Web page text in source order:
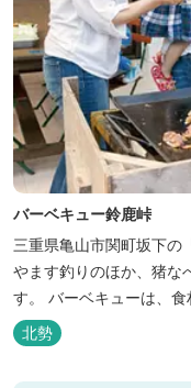
バーベキュー鈴鹿峠
三重県亀山市関町坂下の
やます釣りのほか、猪な
す。 バーベキューは、食材から付属品まで全て揃っていますので手
ぶらで楽しむ事ができま
場で味わえる「マス釣り」も人気です。
す！ご家族で、友人で
北勢